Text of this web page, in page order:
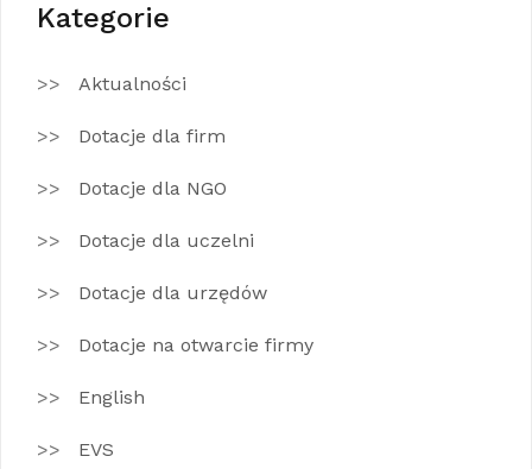
Kategorie
Aktualności
Dotacje dla firm
Dotacje dla NGO
Dotacje dla uczelni
Dotacje dla urzędów
Dotacje na otwarcie firmy
English
EVS